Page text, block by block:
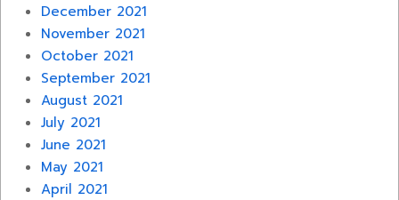
December 2021
November 2021
October 2021
September 2021
August 2021
July 2021
June 2021
May 2021
April 2021